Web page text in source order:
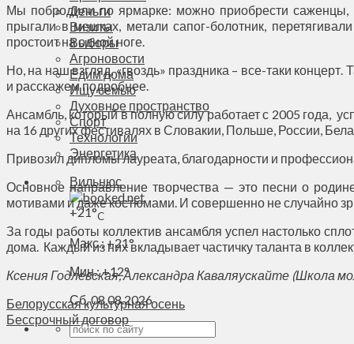
Деньги
Визиты
Выборы
Агроновости
Едим дома
Ищу семью
Духовное пространство
Спорт
Технологии
Энергетика
Вильнюс
+21°C
Макс.:+21°
Мин.:+12°
Сб, 08.08.2026
Мы побродили по ярмарке: можно приобрести саженцы,
прыгали в мешках, метали сапог-болотник,
простоит на одной ноге.
Но, на наш взгляд, «гвоздь» праздника – все-таки
и расскажем подробнее.
Ансамбль, который в полную силу работает с 2005 года,
на 16 других фестивалях в Словакии, Польше, России,
Привозил дипломы лауреата, благодарности и
Основное направление творчества — это песни о
мотивами и даже костюмами. И совершенно не случайно
За годы работы коллектив ансамбля успел настолько
дома. Каждый из них вкладывает частичку таланта в
Ксения Годлевская, Александра Каваляускайте (Школа
Белорусская культурная осень
Бессрочный договор